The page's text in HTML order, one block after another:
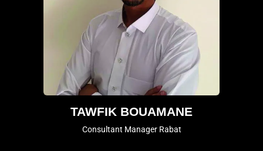
TAWFIK BOUAMANE
Consultant Manager Rabat